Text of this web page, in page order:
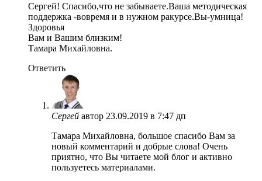
Сергей! Спасибо,что не забываете.Ваша методическая
поддержка -вовремя и в нужном ракурсе.Вы-умница!
Здоровья
Вам и Вашим близким!
Тамара Михайловна.
Ответить
Сергей автор 23.09.2019 в 7:47 дп
Тамара Михайловна, большое спасибо Вам за
новый комментарий и добрые слова! Очень
приятно, что Вы читаете мой блог и активно
пользуетесь материалами.